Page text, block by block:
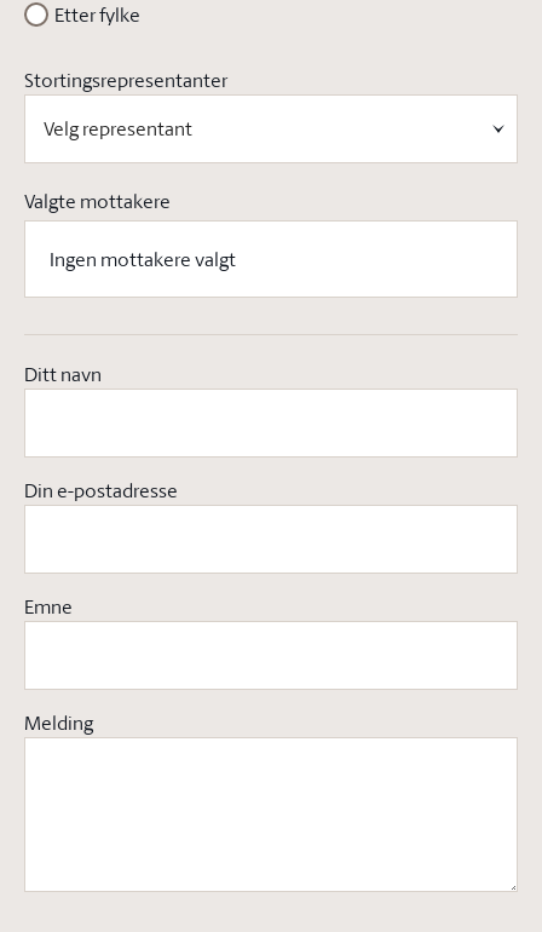
Etter fylke
Stortingsrepresentanter
Valgte mottakere
Ingen mottakere valgt
Ditt navn
Din e-postadresse
Emne
Melding